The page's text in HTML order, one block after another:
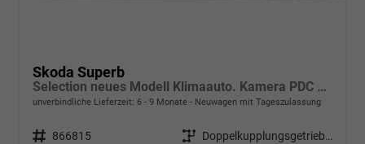
Skoda Superb
Selection neues Modell Klimaauto. Kamera PDC SHZ vorn 17 Zoll LM
unverbindliche Lieferzeit: 6 - 9 Monate Neuwagen mit Tageszulassung
Fahrzeugnr. 866815 Getriebe
Doppelkupplungsgetriebe (DSG)